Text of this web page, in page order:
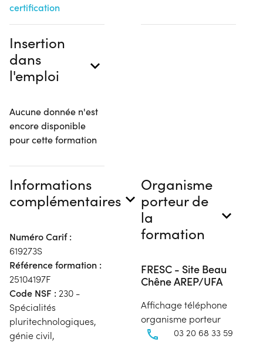
certification
Insertion
dans
l'emploi
Aucune donnée n'est
encore disponible
pour cette formation
Informations
complémentaires
Numéro Carif :
619273S
Référence formation :
25104197F
Code NSF : 230 -
Spécialités
pluritechnologiques,
génie civil,
Organisme
porteur de
la
formation
FRESC - Site Beau
Chêne AREP/UFA
Affichage téléphone
organisme porteur
03 20 68 33 59